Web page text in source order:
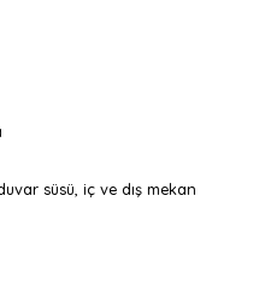
süsü, iç ve dış mekan